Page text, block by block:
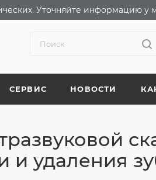
Уточняйте информацию
СЕРВИС НОВОСТИ
и удаления